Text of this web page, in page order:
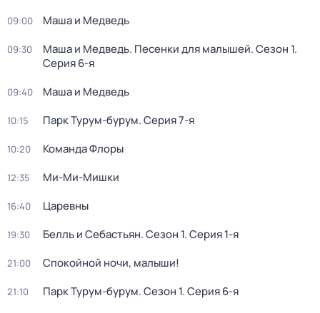
09:00 Маша и Медведь
09:30 Маша и Медведь. Песенки для малышей. Сезон 1.
Серия 6-я
09:40 Маша и Медведь
10:15 Парк Турум-бурум. Серия 7-я
10:20 Команда Флоры
12:35 Ми-Ми-Мишки
16:40 Царевны
19:30 Белль и Себастьян. Сезон 1. Серия 1-я
21:00 Спокойной ночи, малыши!
21:10 Парк Турум-бурум. Сезон 1. Серия 6-я